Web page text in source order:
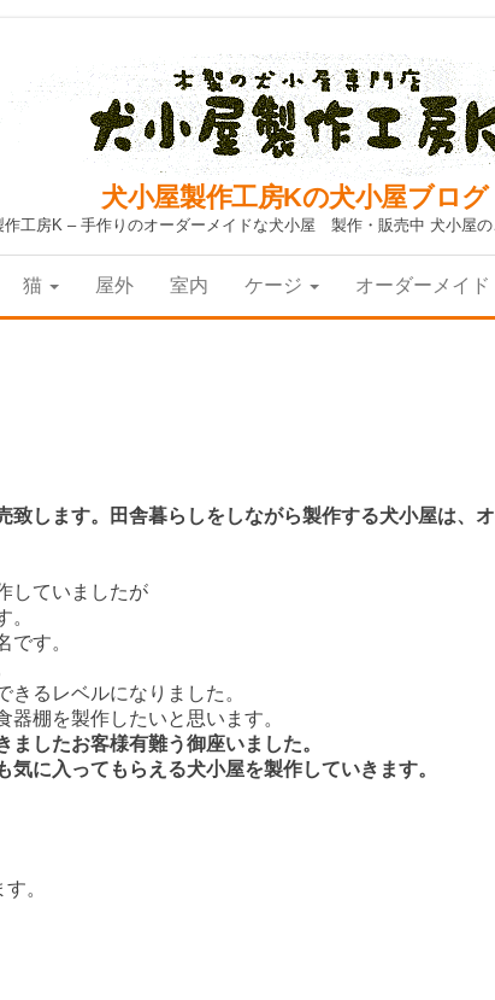
犬小屋製作工房Kの犬小屋ブログ
作工房K – 手作りのオーダーメイドな犬小屋 製作・販売中 犬小屋
猫 屋外 室内 ケージ オーダーメイド
致します。田舎暮らしをしながら製作する犬小屋は、オ
していましたが
。
です。
るレベルになりました。
棚を製作したいと思います。
したお客様有難う御座いました。
に入ってもらえる犬小屋を製作していきます。
。